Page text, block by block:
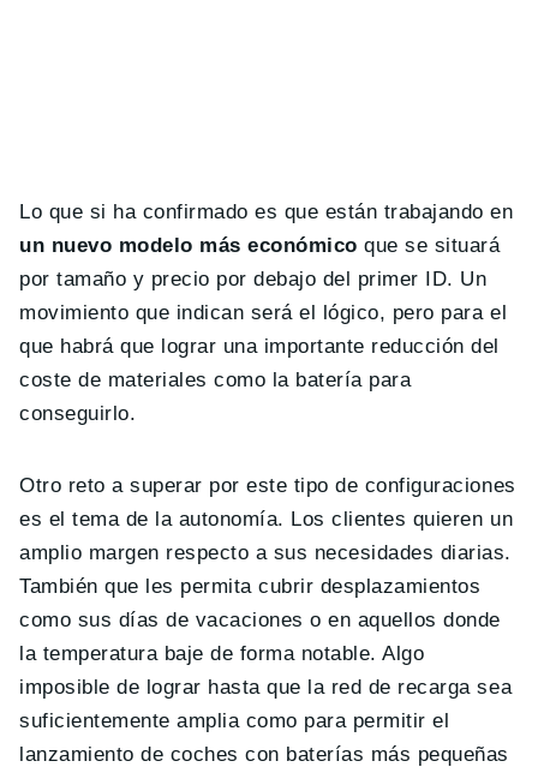
Lo que si ha confirmado es que están trabajando en
un nuevo modelo más económico que se situará
por tamaño y precio por debajo del primer ID. Un
movimiento que indican será el lógico, pero para el
que habrá que lograr una importante reducción del
coste de materiales como la batería para
conseguirlo.
Otro reto a superar por este tipo de configuraciones
es el tema de la autonomía. Los clientes quieren un
amplio margen respecto a sus necesidades diarias.
También que les permita cubrir desplazamientos
como sus días de vacaciones o en aquellos donde
la temperatura baje de forma notable. Algo
imposible de lograr hasta que la red de recarga sea
suficientemente amplia como para permitir el
lanzamiento de coches con baterías más pequeñas